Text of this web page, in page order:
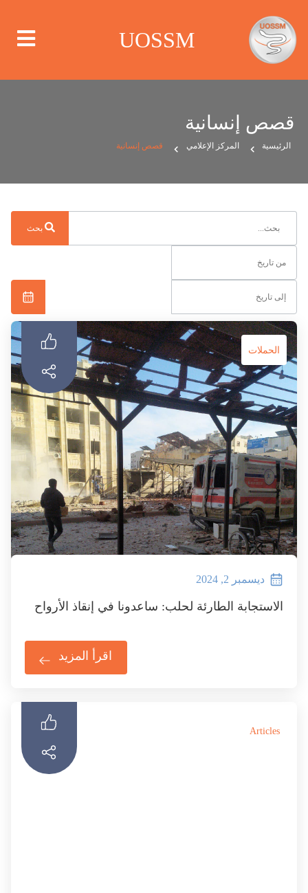
UOSSM
من نحن
ماذا نعمل
الحملات
تواصل معنا
قصص إنسانية
الرئيسية المركز الإعلامي قصص إنسانية
بحث
الحملات
ديسمبر 2, 2024
الاستجابة الطارئة لحلب: ساعدونا في إنقاذ الأرواح
اقرأ المزيد
Articles